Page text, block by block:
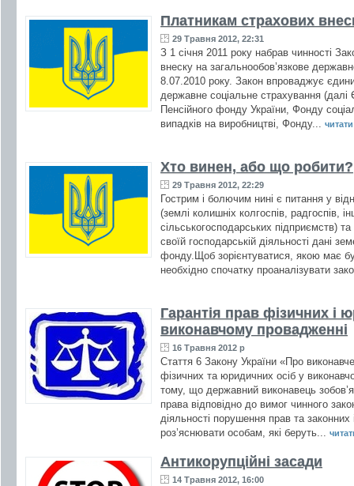
Платникам страхових
29 Травня 2012, 22:31
З 1 січня 2011 року набрав чинності
внеску на загальнообов’язкове
8.07.2010 року. Закон впроваджує
державне соціальне страхування
Пенсійного фонду України, Фонду
випадків на виробництві, Фонду...
Хто винен, або що робити?
29 Травня 2012, 22:29
Гострим і болючим нині є питання у
(землі колишніх колгоспів, радгоспів,
сільськогосподарських підприємств)
своїй господарській діяльності дані
фонду.Щоб зорієнтуватися, якою має
необхідно спочатку проаналізувати
Гарантія прав фізичних і
виконавчому провадженні
16 Травня 2012 р
Стаття 6 Закону України «Про
фізичних та юридичних осіб у
тому, що державний виконавець
права відповідно до вимог чинного
діяльності порушення прав та
роз’яснювати особам, які беруть...
Антикорупційні засади
14 Травня 2012, 16:00